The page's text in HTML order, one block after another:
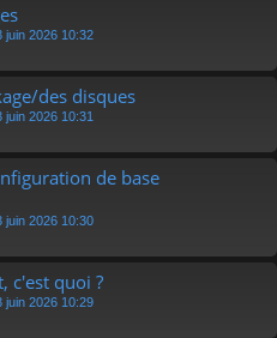
juin 2026 10:32
des disques
juin 2026 10:31
de base
juin 2026 10:30
c'est quoi ?
juin 2026 10:29